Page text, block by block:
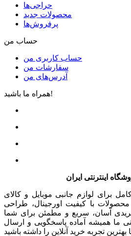
حراجی‌ها
محصولات جدید
پرفروش‌ها
حساب من
حساب کاربری من
سفارشات من
آدرس‌های من
همراه ما باشید!
اینترنتی ایران
برای لوازم جانبی موبایل و کالای
محصولات با کیفیت اورجینال، طراحی
آسان، سریع و مطمئن برای شما
ما همیشه آماده پاسخگویی و ارسال